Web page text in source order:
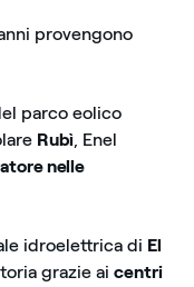
provengono
parco eolico
Rubì, Enel
nelle
idroelettrica di El
grazie aicentri